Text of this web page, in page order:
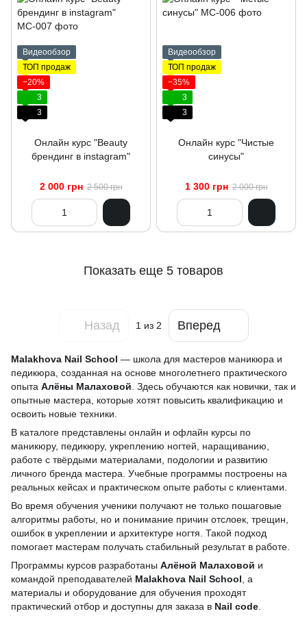
Видеообзор
ТОП продаж
−20%
3
3
Онлайн курс "Beauty
брендинг в instagram"
2 000 грн 2 500 грн
Видеообзор
ТОП продаж
−35%
3
3
Онлайн курс "Чистые
синусы"
1 300 грн 2 000 грн
Показать еще 5 товаров
Назад 1 из 2 Вперед
Malakhova Nail School — школа для мастеров маникюра и
педикюра, созданная на основе многолетнего практического
опыта Алёны Малаховой . Здесь обучаются как новички, так и
опытные мастера, которые хотят повысить квалификацию и
освоить новые техники.
В каталоге представлены онлайн и офлайн курсы по
маникюру, педикюру, укреплению ногтей, наращиванию,
работе с твёрдыми материалами, подологии и развитию
личного бренда мастера. Учебные программы построены на
реальных кейсах и практическом опыте работы с клиентами.
Во время обучения ученики получают не только пошаговые
алгоритмы работы, но и понимание причин отслоек, трещин,
ошибок в укреплении и архитектуре ногтя. Такой подход
помогает мастерам получать стабильный результат в работе.
Программы курсов разработаны Алёной Малаховой и
командой преподавателей Malakhova Nail School , а
материалы и оборудование для обучения проходят
практический отбор и доступны для заказа в Nail code